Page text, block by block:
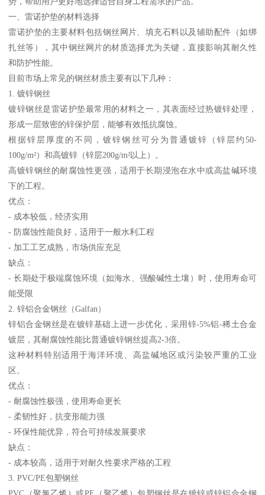
一、雷诺护垫的材料选择
雷诺护垫的主要材料包括钢丝网片、填充石料以及辅助配件（如绑
扎丝等），其中钢丝网片的材质选择尤为关键，直接影响其耐久性
和防护性能。
目前市场上常见的钢丝材质主要有以下几种：
1. 镀锌钢丝
镀锌钢丝是雷诺护垫最常用的材料之一，其表面经过热镀锌处理，
形成一层致密的锌保护层，能够有效抵抗腐蚀。
根据锌层厚度的不同，镀锌钢丝可分为普通镀锌（锌层约50-
100g/m²）和高镀锌（锌层200g/m²以上）。
高镀锌钢丝的耐腐蚀性更强，适用于长期浸泡在水中或高盐碱环境
下的工程。
优点：
- 成本较低，经济实用
- 防腐蚀性能良好，适用于一般水利工程
- 加工工艺成熟，市场供应充足
缺点：
- 长期处于极端腐蚀环境（如海水、强酸碱性土壤）时，使用寿命可
能受限
2. 锌铝合金钢丝（Galfan）
锌铝合金钢丝是在镀锌基础上进一步优化，采用锌-5%铝-稀土合金
镀层，其耐腐蚀性能比普通镀锌钢丝提高2-3倍。
这种材料特别适用于海洋环境、高盐碱地区或污染较严重的工业
区。
优点：
- 耐腐蚀性极强，使用寿命更长
- 柔韧性好，抗变形能力强
- 环保性能优异，符合可持续发展要求
缺点：
- 成本较高，适用于对耐久性要求严格的工程
3. PVC/PE包塑钢丝